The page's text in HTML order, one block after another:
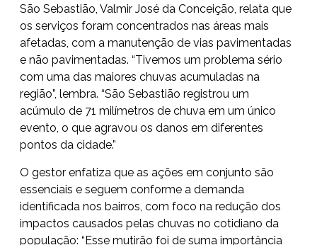
São Sebastião, Valmir José da Conceição, relata que
os serviços foram concentrados nas áreas mais
afetadas, com a manutenção de vias pavimentadas
e não pavimentadas. “Tivemos um problema sério
com uma das maiores chuvas acumuladas na
região”, lembra. “São Sebastião registrou um
acúmulo de 71 milímetros de chuva em um único
evento, o que agravou os danos em diferentes
pontos da cidade.”
O gestor enfatiza que as ações em conjunto são
essenciais e seguem conforme a demanda
identificada nos bairros, com foco na redução dos
impactos causados pelas chuvas no cotidiano da
população: “Esse mutirão foi de suma importância